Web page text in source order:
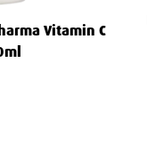
Vitamin C